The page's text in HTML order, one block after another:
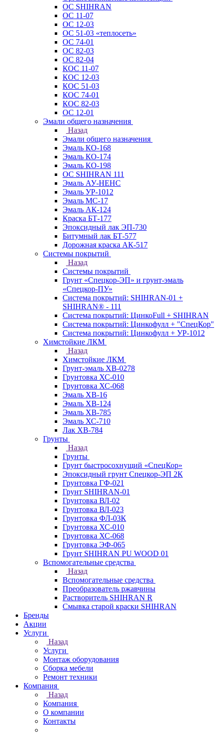
ОС SHIHRAN
ОС 11-07
ОС 12-03
ОС 51-03 «теплосеть»
ОС 74-01
ОС 82-03
ОС 82-04
КОС 11-07
КОС 12-03
КОС 51-03
КОС 74-01
КОС 82-03
ОС 12-01
Эмали общего назначения
Назад
Эмали общего назначения
Эмаль КО-168
Эмаль КО-174
Эмаль КО-198
ОС SHIHRAN 111
Эмаль АУ-НЕНС
Эмаль УР-1012
Эмаль МС-17
Эмаль АК-124
Краска БТ-177
Эпоксидный лак ЭП-730
Битумный лак БТ-577
Дорожная краска АК-517
Системы покрытий
Назад
Системы покрытий
Грунт «Спецкор-ЭП» и грунт-эмаль
«Спецкор-ПУ»
Система покрытий: SHIHRAN-01 +
SHIHRAN® - 111
Система покрытий: ЦинкоFull + SHIHRAN
Система покрытий: Цинкофулл + "СпецКор"
Система покрытий: Цинкофулл + УР-1012
Химстойкие ЛКМ
Назад
Химстойкие ЛКМ
Грунт-эмаль ХВ-0278
Грунтовка ХС-010
Грунтовка ХС-068
Эмаль ХВ-16
Эмаль ХВ-124
Эмаль ХВ-785
Эмаль ХС-710
Лак ХВ-784
Грунты
Назад
Грунты
Грунт быстросохнущий «СпецКор»
Эпоксидный грунт Спецкор-ЭП 2К
Грунтовка ГФ-021
Грунт SHIHRAN-01
Грунтовка ВЛ-02
Грунтовка ВЛ-023
Грунтовка ФЛ-03К
Грунтовка ХС-010
Грунтовка ХС-068
Грунтовка ЭФ-065
Грунт SHIHRAN PU WOOD 01
Вспомогательные средства
Назад
Вспомогательные средства
Преобразователь ржавчины
Растворитель SHIHRAN R
Смывка старой краски SHIHRAN
Бренды
Акции
Услуги
Назад
Услуги
Монтаж оборудования
Сборка мебели
Ремонт техники
Компания
Назад
Компания
О компании
Контакты